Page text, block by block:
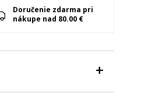
Doručenie zdarma pri
nákupe nad 80.00 €